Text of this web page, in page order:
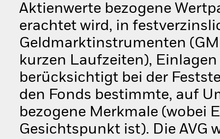
Aktienwerte bezogene
erachtet wird, in
Geldmarktinstrumenten
kurzen Laufzeiten),
berücksichtigt bei der
den Fonds bestimmte, auf
bezogene Merkmale (wobei
Gesichtspunkt ist). Die AVG